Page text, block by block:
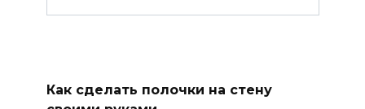
Как сделать полочки на стену